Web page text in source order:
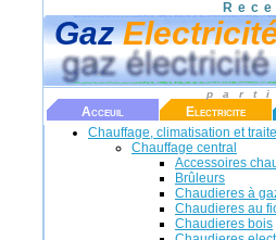
Gaz
Acceuil Electricite
Chauffage, climatisation et
Chauffage central
Accessoires
Brûleurs
Chaudieres à
Chaudieres au
Chaudieres bois